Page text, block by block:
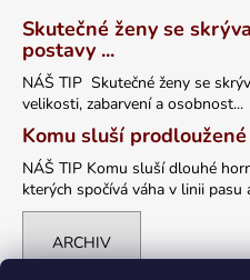
Skutečné ženy se
postavy ...
NÁŠ TIP Skutečné ženy se
velikosti, zabarvení a osobnost...
Komu sluší
NÁŠ TIP Komu sluší dlouhé
kterých spočívá váha v linii pasu
ARCHIV